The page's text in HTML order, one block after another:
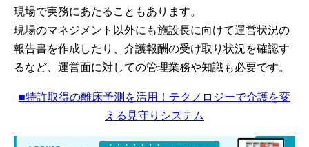
現場で実務にあたることもあります。
現場のマネジメント以外にも施設長に向けて運営状況の
報告書を作成したり、介護報酬の受け取り状況を確認す
るなど、運営面に対しての管理業務や知識も必要です。
■特許取得の離床予測を活用！テクノロジーで介護を変
える見守りシステム